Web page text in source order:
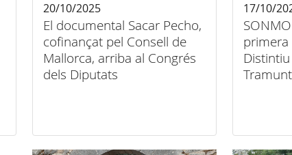
El documental Sacar Pecho,
cofinançat pel Consell de
Mallorca, arriba al Congrés
dels Diputats
20/10/2025 17/10/